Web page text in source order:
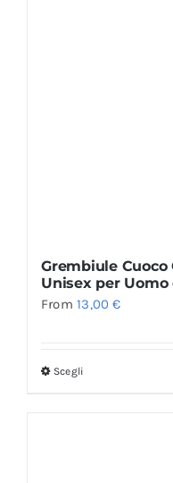
Grembiule Cuoco
Unisex per Uomo
From13,00€
Scegli